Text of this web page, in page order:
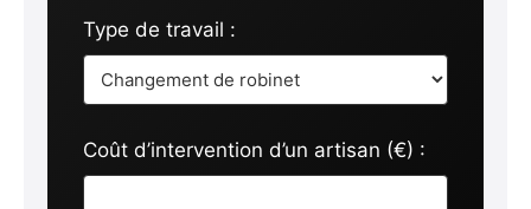
Type de travail :
Coût d’intervention d’un artisan (€) :